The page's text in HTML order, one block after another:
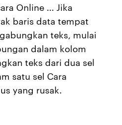
Online ... Jika
baris data tempat
teks, mulai
dalam kolom
teks dari dua sel
satu sel Cara
yang rusak.